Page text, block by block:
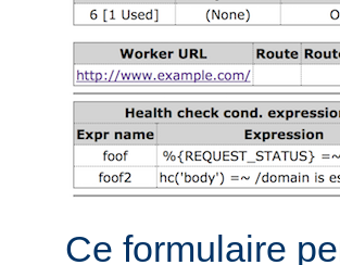
Ce formulaire